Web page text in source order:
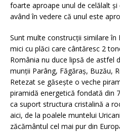
foarte aproape unul de celălalt
având în vedere că unul este
Sunt multe construcții similare în
mici cu plăci care cântăresc 2
România nu duce lipsă de astfel
munții Parâng, Făgăraș, Buzău,
Retezat se găsește o veche
piramidă energetică fondată din
ca suport structura cristalină a
aici, de la poalele muntelui
zăcământul cel mai pur din